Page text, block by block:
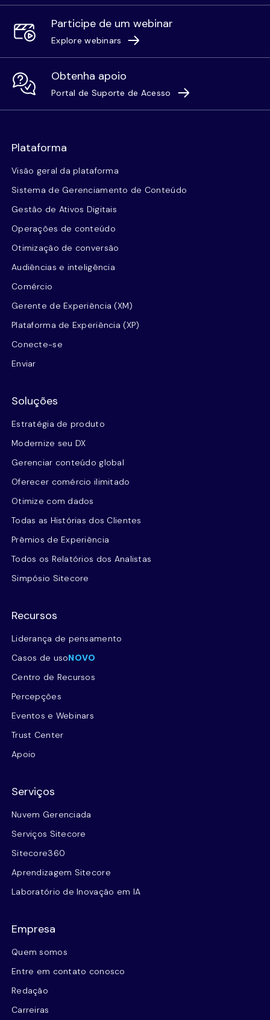
Participe de um webinar
Explore webinars
Obtenha apoio
Portal de Suporte de Acesso
Plataforma
Visão geral da plataforma
Sistema de Gerenciamento de Conteúdo
Gestão de Ativos Digitais
Operações de conteúdo
Otimização de conversão
Audiências e inteligência
Comércio
Gerente de Experiência (XM)
Plataforma de Experiência (XP)
Conecte-se
Enviar
Soluções
Estratégia de produto
Modernize seu DX
Gerenciar conteúdo global
Oferecer comércio ilimitado
Otimize com dados
Todas as Histórias dos Clientes
Prêmios de Experiência
Todos os Relatórios dos Analistas
Simpósio Sitecore
Recursos
Liderança de pensamento
Casos de usoNOVO
Centro de Recursos
Percepções
Eventos e Webinars
Trust Center
Apoio
Serviços
Nuvem Gerenciada
Serviços Sitecore
Sitecore360
Aprendizagem Sitecore
Laboratório de Inovação em IA
Empresa
Quem somos
Entre em contato conosco
Redação
Carreiras